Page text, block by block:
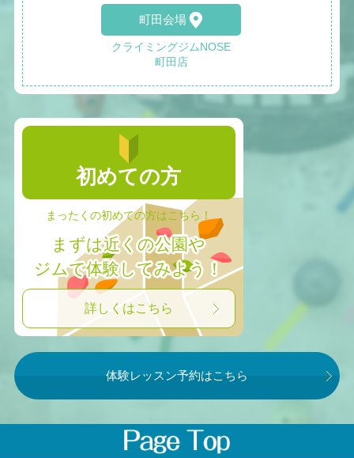
町田会場
クライミングジムNOSE
町田店
初めての方
まったくの初めての方はこちら！
まずは近くの公園や
ジムで体験してみよう！
詳しくはこちら
体験レッスン予約はこちら